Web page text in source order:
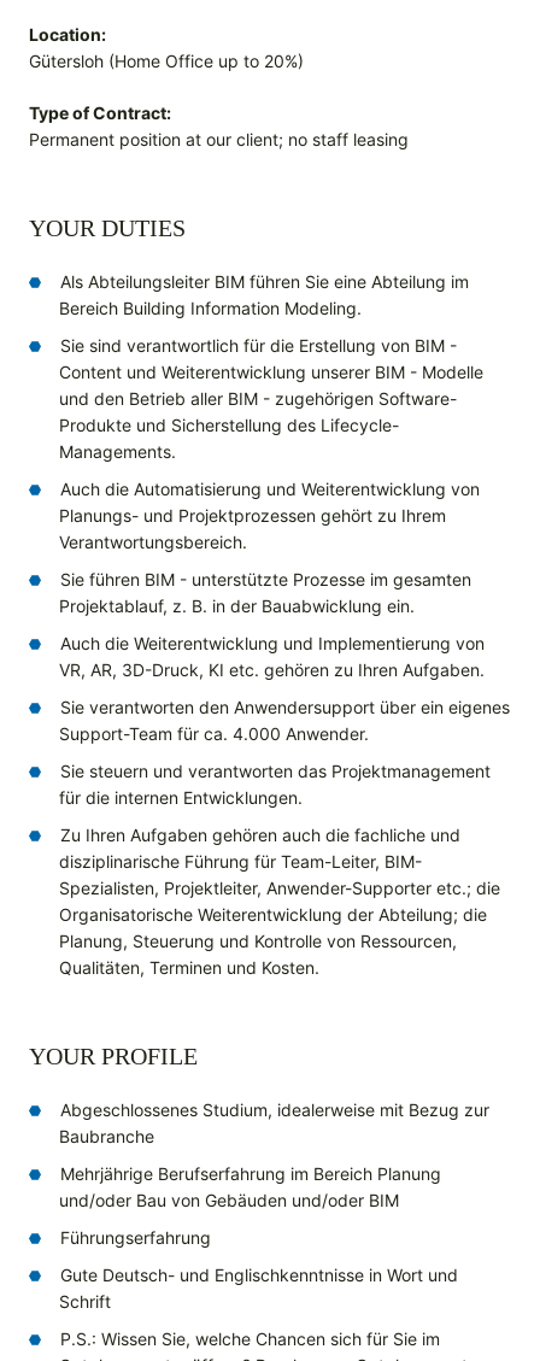
Location:
Gütersloh (Home Office up to 20%)
Type of Contract:
Permanent position at our client; no staff leasing
YOUR DUTIES
Als Abteilungsleiter BIM führen Sie eine Abteilung im
Bereich Building Information Modeling.
Sie sind verantwortlich für die Erstellung von BIM -
Content und Weiterentwicklung unserer BIM - Modelle
und den Betrieb aller BIM - zugehörigen Software-
Produkte und Sicherstellung des Lifecycle-
Managements.
Auch die Automatisierung und Weiterentwicklung von
Planungs- und Projektprozessen gehört zu Ihrem
Verantwortungsbereich.
Sie führen BIM - unterstützte Prozesse im gesamten
Projektablauf, z. B. in der Bauabwicklung ein.
Auch die Weiterentwicklung und Implementierung von
VR, AR, 3D-Druck, KI etc. gehören zu Ihren Aufgaben.
Sie verantworten den Anwendersupport über ein eigenes
Support-Team für ca. 4.000 Anwender.
Sie steuern und verantworten das Projektmanagement
für die internen Entwicklungen.
Zu Ihren Aufgaben gehören auch die fachliche und
disziplinarische Führung für Team-Leiter, BIM-
Spezialisten, Projektleiter, Anwender-Supporter etc.; die
Organisatorische Weiterentwicklung der Abteilung; die
Planung, Steuerung und Kontrolle von Ressourcen,
Qualitäten, Terminen und Kosten.
YOUR PROFILE
Abgeschlossenes Studium, idealerweise mit Bezug zur
Baubranche
Mehrjährige Berufserfahrung im Bereich Planung
und/oder Bau von Gebäuden und/oder BIM
Führungserfahrung
Gute Deutsch- und Englischkenntnisse in Wort und
Schrift
P.S.: Wissen Sie, welche Chancen sich für Sie im